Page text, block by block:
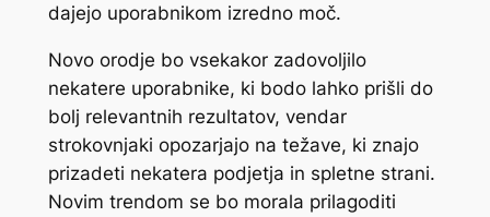
dajejo uporabnikom izredno moč.
Novo orodje bo vsekakor zadovoljilo
nekatere uporabnike, ki bodo lahko prišli do
bolj relevantnih rezultatov, vendar
strokovnjaki opozarjajo na težave, ki znajo
prizadeti nekatera podjetja in spletne strani.
Novim trendom se bo morala prilagoditi